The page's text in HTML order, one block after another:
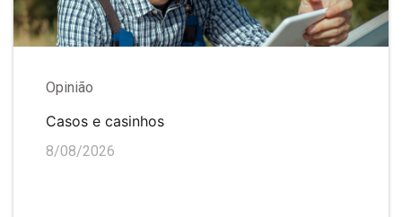
Opinião
Casos e casinhos
8/08/2026